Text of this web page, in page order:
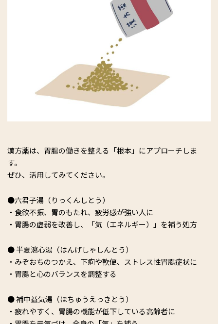
漢方薬は、胃腸の働きを整える「根本」にアプローチしま
す。
ぜひ、活用してみてください。
●六君子湯（りっくんしとう）
・食欲不振、胃のもたれ、疲労感が強い人に
・胃腸の虚弱を改善し、「気（エネルギー）」を補う処方
● 半夏瀉心湯（はんげしゃしんとう）
・みぞおちのつかえ、下痢や軟便、ストレス性胃腸症状に
・胃腸と心のバランスを調整する
● 補中益気湯（ほちゅうえっきとう）
・疲れやすく、胃腸の機能が低下している高齢者に